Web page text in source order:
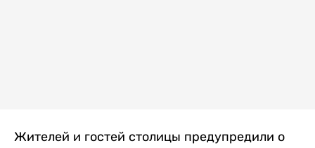
Жителей и гостей столицы предупредили о